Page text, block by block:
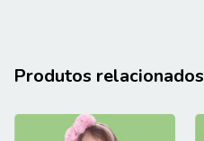
Produtos relacionados